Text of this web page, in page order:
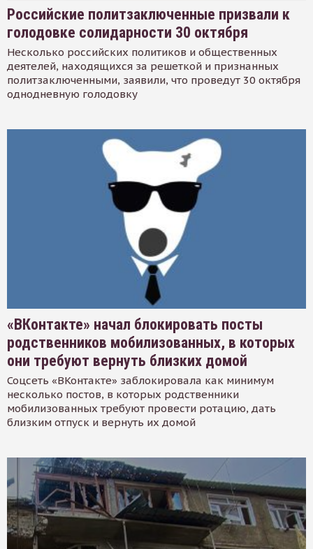
Российские политзаключенные призвали к
голодовке солидарности 30 октября
Несколько российских политиков и общественных
деятелей, находящихся за решеткой и признанных
политзаключенными, заявили, что проведут 30 октября
однодневную голодовку
«ВКонтакте» начал блокировать посты
родственников мобилизованных, в которых
они требуют вернуть близких домой
Соцсеть «ВКонтакте» заблокировала как минимум
несколько постов, в которых родственники
мобилизованных требуют провести ротацию, дать
близким отпуск и вернуть их домой